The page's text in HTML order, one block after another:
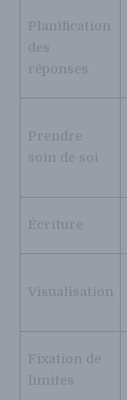
Planification
des
réponses
Prendre
soin de soi
Écriture
Visualisation
Fixation de
limites